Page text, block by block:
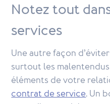
Notez tout
services
Une autre façon
surtout les
éléments de votre
contrat de service. Un